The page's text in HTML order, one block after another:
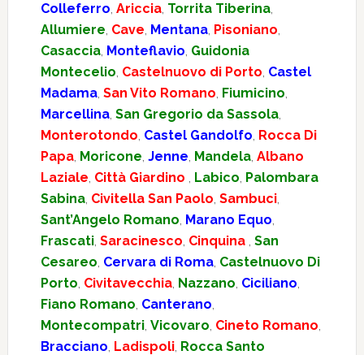
Colleferro, Ariccia, Torrita Tiberina,
Allumiere, Cave, Mentana, Pisoniano,
Casaccia, Monteflavio, Guidonia
Montecelio, Castelnuovo di Porto, Castel
Madama, San Vito Romano, Fiumicino,
Marcellina, San Gregorio da Sassola,
Monterotondo, Castel Gandolfo, Rocca Di
Papa, Moricone, Jenne, Mandela, Albano
Laziale, Città Giardino , Labico, Palombara
Sabina, Civitella San Paolo, Sambuci,
Sant’Angelo Romano, Marano Equo,
Frascati, Saracinesco, Cinquina , San
Cesareo, Cervara di Roma, Castelnuovo Di
Porto, Civitavecchia, Nazzano, Ciciliano,
Fiano Romano, Canterano,
Montecompatri, Vicovaro, Cineto Romano,
Bracciano, Ladispoli, Rocca Santo